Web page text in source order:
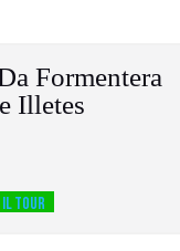
Formentera
Illetes
il tour